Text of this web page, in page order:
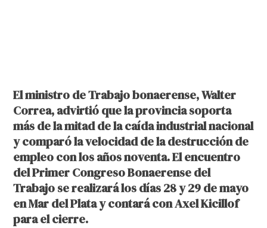
El ministro de Trabajo bonaerense, Walter
Correa, advirtió que la provincia soporta
más de la mitad de la caída industrial nacional
y comparó la velocidad de la destrucción de
empleo con los años noventa. El encuentro
del Primer Congreso Bonaerense del
Trabajo se realizará los días 28 y 29 de mayo
en Mar del Plata y contará con Axel Kicillof
para el cierre.